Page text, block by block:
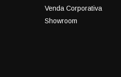
Venda Corporativa
Showroom